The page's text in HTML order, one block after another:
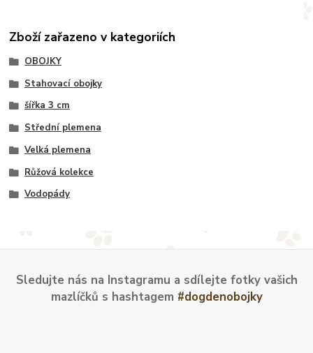
Zboží zařazeno v kategoriích
OBOJKY
Stahovací obojky
šířka 3 cm
Střední plemena
Velká plemena
Růžová kolekce
Vodopády
Sledujte nás na Instagramu a sdílejte fotky vašich
mazlíčků s hashtagem #dogdenobojky